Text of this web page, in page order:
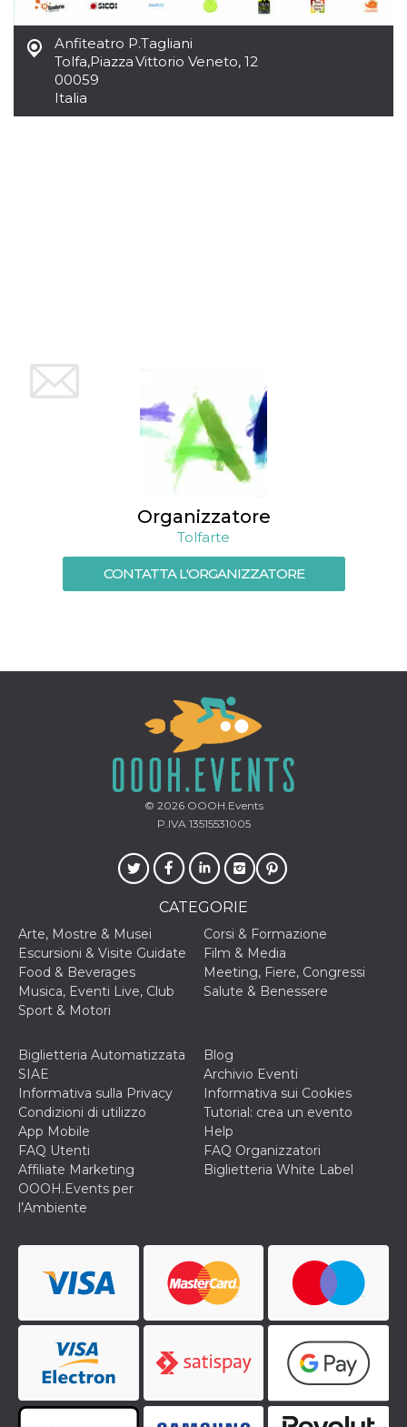
Anfiteatro P.Tagliani
Tolfa,Piazza Vittorio Veneto, 12
00059
Italia
Organizzatore
Tolfarte
CONTATTA L'ORGANIZZATORE
© 2026OOOH.Events
P.IVA 13515531005
CATEGORIE
Arte, Mostre & Musei
Corsi & Formazione
Escursioni & Visite Guidate
Film & Media
Food & Beverages
Meeting, Fiere, Congressi
Musica, Eventi Live, Club
Salute & Benessere
Sport & Motori
Biglietteria Automatizzata
SIAE
Blog
Archivio Eventi
Informativa sulla Privacy
Informativa sui Cookies
Condizioni di utilizzo
Tutorial: crea un evento
App Mobile
Help
FAQ Utenti
FAQ Organizzatori
Affiliate Marketing
Biglietteria White Label
OOOH.Events per
l’Ambiente